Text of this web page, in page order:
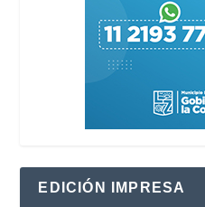
EDICIÓN IMPRESA